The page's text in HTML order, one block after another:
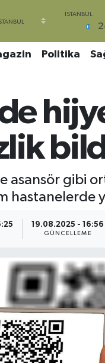
Politika
asansör gibi
hastanelerde
19.08.2025 - 16:56
GÜNCELLEME